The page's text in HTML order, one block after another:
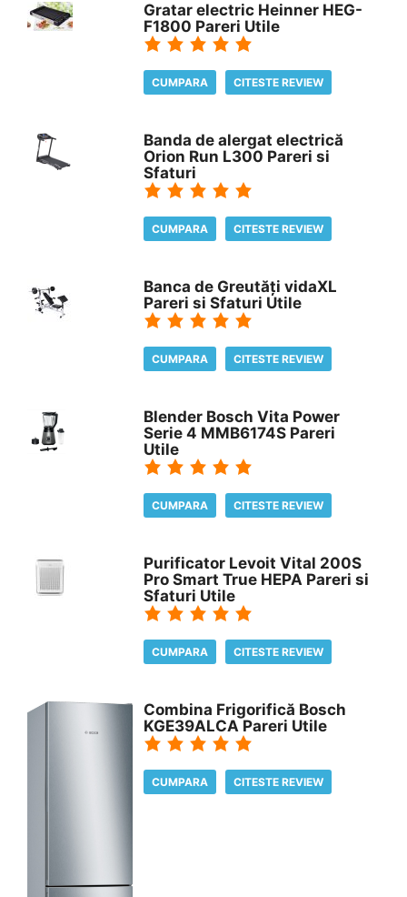
Gratar electric Heinner HEG-
F1800 Pareri Utile
CUMPARA CITESTE REVIEW
Banda de alergat electrică
Orion Run L300 Pareri si
Sfaturi
CUMPARA CITESTE REVIEW
Banca de Greutăți vidaXL
Pareri si Sfaturi Utile
CUMPARA CITESTE REVIEW
Blender Bosch Vita Power
Serie 4 MMB6174S Pareri
Utile
CUMPARA CITESTE REVIEW
Purificator Levoit Vital 200S
Pro Smart True HEPA Pareri si
Sfaturi Utile
CUMPARA CITESTE REVIEW
Combina Frigorifică Bosch
KGE39ALCA Pareri Utile
CUMPARA CITESTE REVIEW